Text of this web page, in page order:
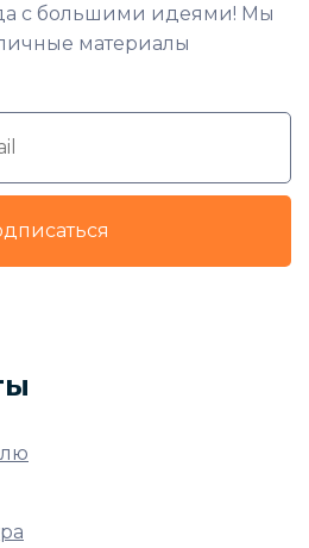
с большими идеями! Мы
материалы